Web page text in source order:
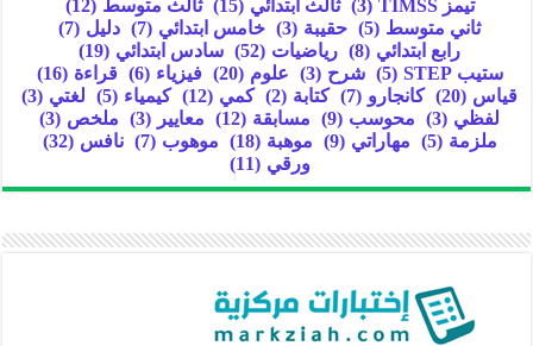
تيمز TIMSS (3) ثالث ابتدائي (15) ثالث متوسط (12)
ثاني متوسط (5) حقيبة (3) خامس ابتدائي (7) دليل (7)
رابع ابتدائي (8) رياضيات (52) سادس ابتدائي (19)
ستيب STEP
(5) شرح (3) علوم (20) فيزياء (6) قراءة (16)
قياس (20) كانجارو (7) كتابة (2) كمي (12) كيمياء (5) لغتي (3)
لفظي (3) محوسب (9) مسابقة (12) معايير (3) ملخص (3)
ملزمة (5) مهاراتي (9) موهبة (18) موهوب (7) نافس (32)
ورقي (11)